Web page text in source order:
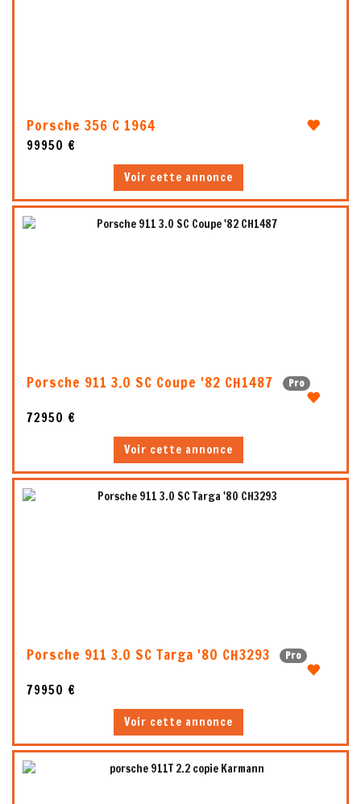
Porsche 356 C 1964
99950 €
Voir cette annonce
Porsche 911 3.0 SC Coupe '82 CH1487 Pro
72950 €
Voir cette annonce
Porsche 911 3.0 SC Targa '80 CH3293 Pro
79950 €
Voir cette annonce